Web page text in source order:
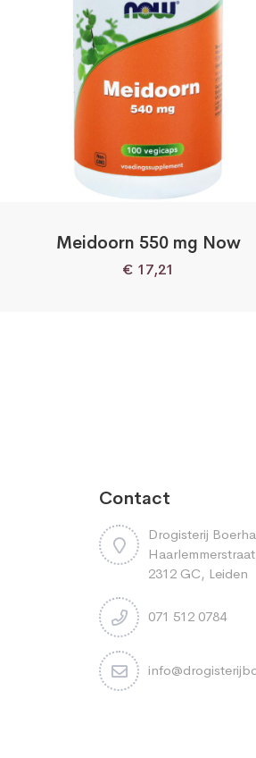
Meidoorn 550 mg Now
€ 17,21
Contact
Drogisterij
2312 GC, Leiden
071 512 0784